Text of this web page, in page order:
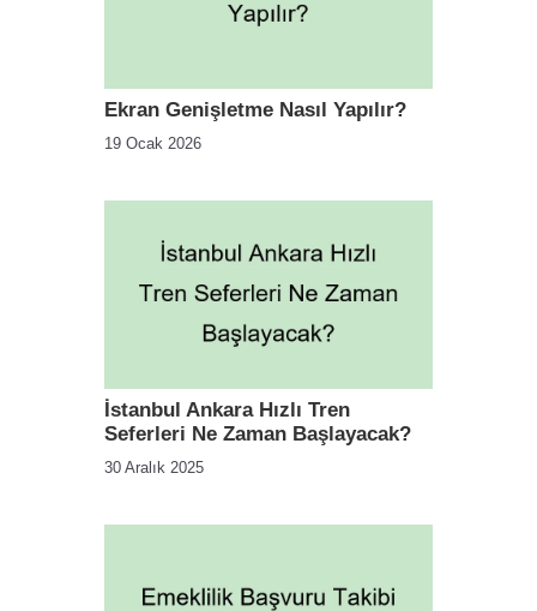
Ekran Genişletme Nasıl Yapılır?
19 Ocak 2026
İstanbul Ankara Hızlı Tren
Seferleri Ne Zaman Başlayacak?
30 Aralık 2025